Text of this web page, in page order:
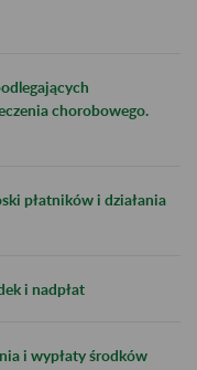
chorobowego.
płatników i działania
i nadpłat
i wypłaty środków